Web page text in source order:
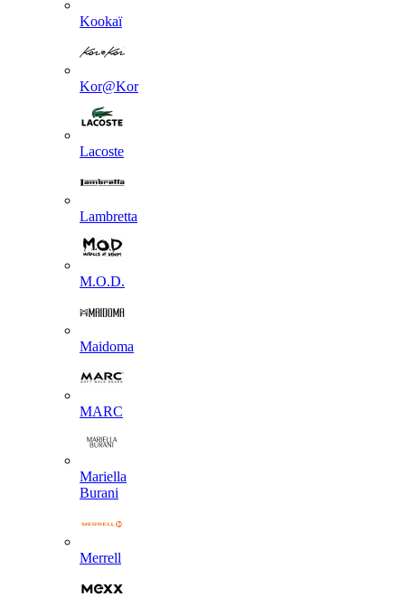
Kookaї
Kor@Kor
Lacoste
Lambretta
M.O.D.
Maidoma
MARC
Mariella
Burani
Merrell